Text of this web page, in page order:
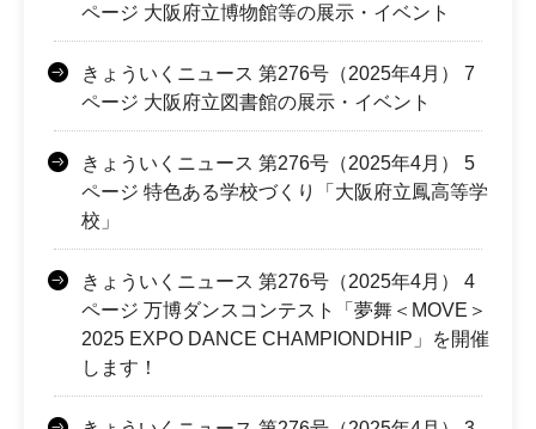
ページ 大阪府立博物館等の展示・イベント
きょういくニュース 第276号（2025年4月） 7
ページ 大阪府立図書館の展示・イベント
きょういくニュース 第276号（2025年4月） 5
ページ 特色ある学校づくり「大阪府立鳳高等学
校」
きょういくニュース 第276号（2025年4月） 4
ページ 万博ダンスコンテスト「夢舞＜MOVE＞
2025 EXPO DANCE CHAMPIONDHIP」を開催
します！